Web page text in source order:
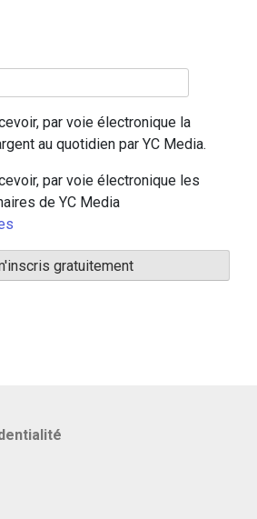
par voie électronique la
au quotidien par YC Media.
par voie électronique les
de YC Media